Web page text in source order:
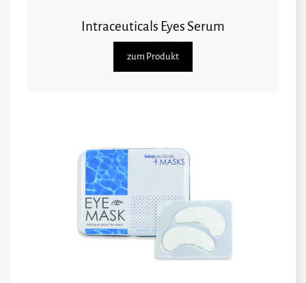
Intraceuticals Eyes Serum
zum Produkt